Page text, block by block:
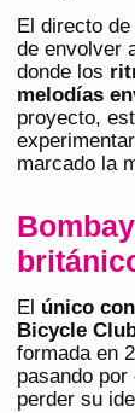
El directo
de envolver
donde los
melodías
proyecto,
marcado la
El único
Bicycle
formada en
pasando por
perder su